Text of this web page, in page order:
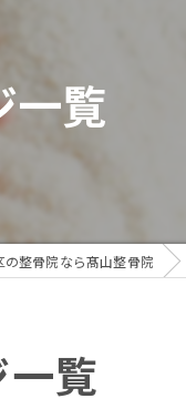
一覧
の整骨院なら髙山整骨院
覧